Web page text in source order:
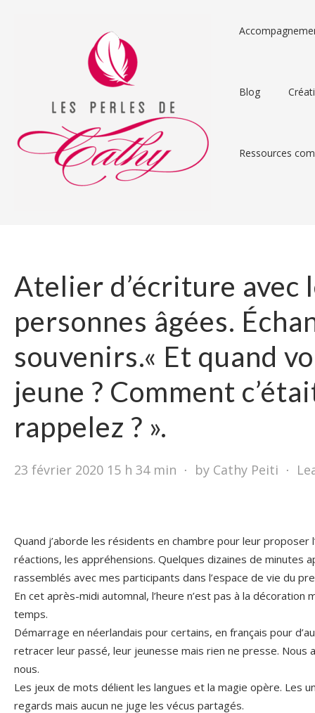
Blog
Ressources
Atelier d’écriture avec
personnes âgées.
souvenirs.« Et quand
jeune ? Comment
rappelez ? ».
23 février 2020 15 h 34 min ⋅ by Cathy Peiti ⋅
Quand j’aborde les résidents en chambre pour leur proposer
réactions, les appréhensions. Quelques dizaines de minutes
rassemblés avec mes participants dans l’espace de vie du
En cet après-midi automnal, l’heure n’est pas à la décoration
temps.
Démarrage en néerlandais pour certains, en français pour
retracer leur passé, leur jeunesse mais rien ne presse. Nous
nous.
Les jeux de mots délient les langues et la magie opère. Les
regards mais aucun ne juge les vécus partagés.